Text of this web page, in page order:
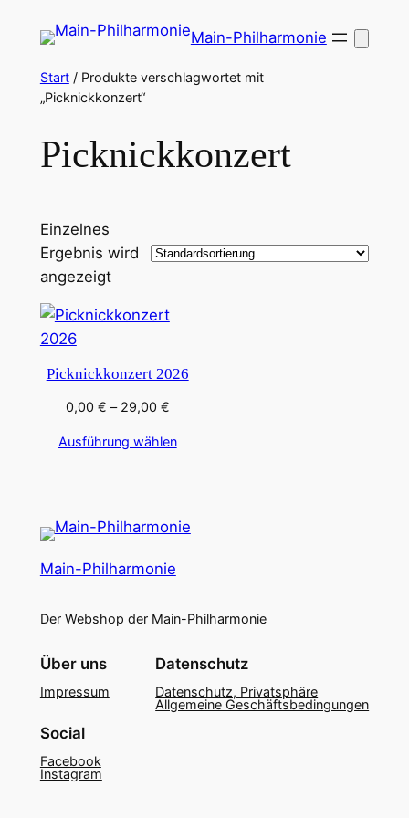
Inhalt
Main-Philharmonie
Start/ Produkte verschlagwortet mit
„Picknickkonzert“
Picknickkonzert
Einzelnes
Ergebnis wird
angezeigt
Picknickkonzert 2026
0,00 € – 29,00 €Preisspanne:
bis
Ausführung wählen
Main-Philharmonie
Der Webshop der Main-Philharmonie
Über uns
Impressum
Datenschutz
Datenschutz, Privatsphäre
Allgemeine Geschäftsbedingungen
Social
Facebook
Instagram